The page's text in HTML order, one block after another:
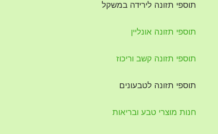
תוספי תזונה לירידה במשקל
תוספי תזונה אונליין
תוספי תזונה קשב וריכוז
תוספי תזונה לטבעונים
חנות מוצרי טבע ובריאות